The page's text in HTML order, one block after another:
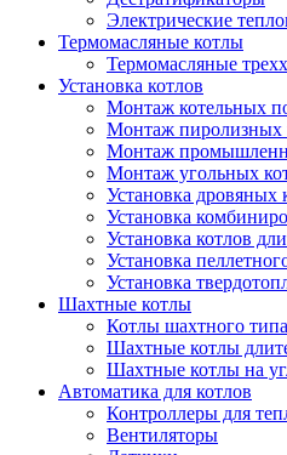
Электрические
Термомасляные котлы
Термомасляные
Установка котлов
Монтаж котельных
Монтаж пиролизных
Монтаж
Монтаж угольных
Установка дровяных
Установка
Установка котлов
Установка
Установка
Шахтные котлы
Котлы шахтного
Шахтные котлы
Шахтные котлы на
Автоматика для котлов
Контроллеры для
Вентиляторы